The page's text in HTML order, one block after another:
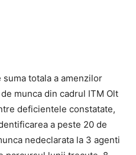
totala a amenzilor
munca din cadrul ITM Olt
deficientele constatate,
a peste 20 de
nedeclarata la 3 agenti